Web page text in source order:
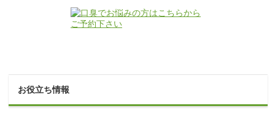
お役立ち情報